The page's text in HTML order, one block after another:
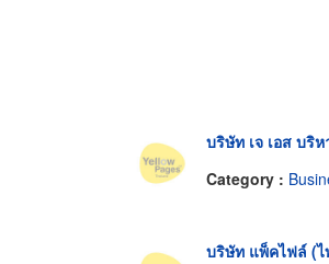
บริษัท เจ เอส บริ
Category :
บริษัท แพ็คไฟล์ (